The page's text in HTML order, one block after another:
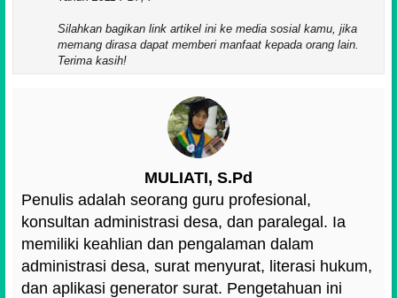
Silahkan bagikan link artikel ini ke media sosial kamu, jika
memang dirasa dapat memberi manfaat kepada orang lain.
Terima kasih!
MULIATI, S.Pd
Penulis adalah seorang guru profesional,
konsultan administrasi desa, dan paralegal. Ia
memiliki keahlian dan pengalaman dalam
administrasi desa, surat menyurat, literasi hukum,
dan aplikasi generator surat. Pengetahuan ini